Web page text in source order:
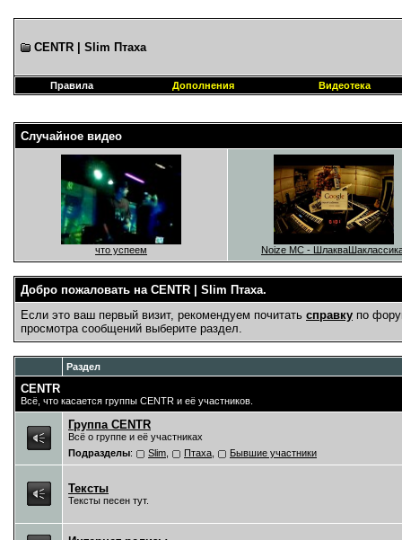
CENTR | Slim Птаха
Правила Дополнения Видеотека
Случайное видео
что успеем Noize MC -
Добро пожаловать на CENTR | Slim Птаха.
Если это ваш первый визит, рекомендуем почитать справку по
просмотра сообщений выберите раздел.
Раздел
CENTR
Всё, что касается группы CENTR и её участников.
Группа CENTR
Всё о группе и её участниках
Подразделы: Slim Птаха Бывшие участники
Тексты
Тексты песен тут.